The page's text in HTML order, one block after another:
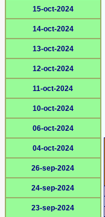
15-oct-2024
14-oct-2024
13-oct-2024
12-oct-2024
11-oct-2024
10-oct-2024
06-oct-2024
04-oct-2024
26-sep-2024
24-sep-2024
23-sep-2024